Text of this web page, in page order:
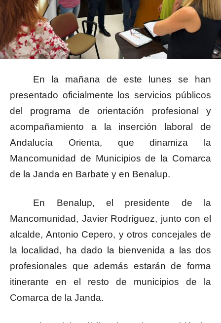
En la mañana de este lunes se han
presentado oficialmente los servicios públicos
del programa de orientación profesional y
acompañamiento a la inserción laboral de
Andalucía Orienta, que dinamiza la
Mancomunidad de Municipios de la Comarca
de la Janda en Barbate y en Benalup.
En Benalup, el presidente de la
Mancomunidad, Javier Rodríguez, junto con el
alcalde, Antonio Cepero, y otros concejales de
la localidad, ha dado la bienvenida a las dos
profesionales que además estarán de forma
itinerante en el resto de municipios de la
Comarca de la Janda.